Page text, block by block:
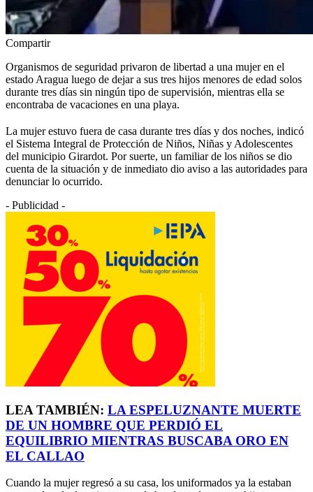
Compartir
Organismos de seguridad privaron de libertad a una mujer en el
estado Aragua luego de dejar a sus tres hijos menores de edad solos
durante tres días sin ningún tipo de supervisión, mientras ella se
encontraba de vacaciones en una playa.
La mujer estuvo fuera de casa durante tres días y dos noches, indicó
el Sistema Integral de Protección de Niños, Niñas y Adolescentes
del municipio Girardot. Por suerte, un familiar de los niños se dio
cuenta de la situación y de inmediato dio aviso a las autoridades para
denunciar lo ocurrido.
- Publicidad -
LEA TAMBIÉN: LA ESPELUZNANTE MUERTE
DE UN HOMBRE QUE PERDIÓ EL
EQUILIBRIO MIENTRAS BUSCABA ORO EN
EL CALLAO
Cuando la mujer regresó a su casa, los uniformados ya la estaban